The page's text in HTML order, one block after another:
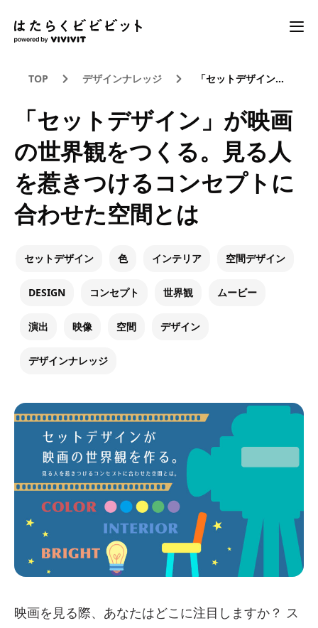
TOP デザインナレッジ 「セットデザイン」が映画の世界観をつくる。見る人を惹きつけるコンセプトに合わせた空間とは
「セットデザイン」が映画
の世界観をつくる。見る人
を惹きつけるコンセプトに
合わせた空間とは
セットデザイン 色 インテリア 空間デザイン
DESIGN コンセプト 世界観 ムービー
演出 映像 空間 デザイン
デザインナレッジ
映画を見る際、あなたはどこに注目しますか？ ス